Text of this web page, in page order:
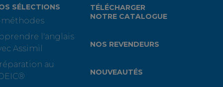
SÉLECTIONS
méthodes
l'anglais
Assimil
au
TÉLÉCHARGER
NOTRE CATALOGUE
NOS REVENDEURS
NOUVEAUTÉS